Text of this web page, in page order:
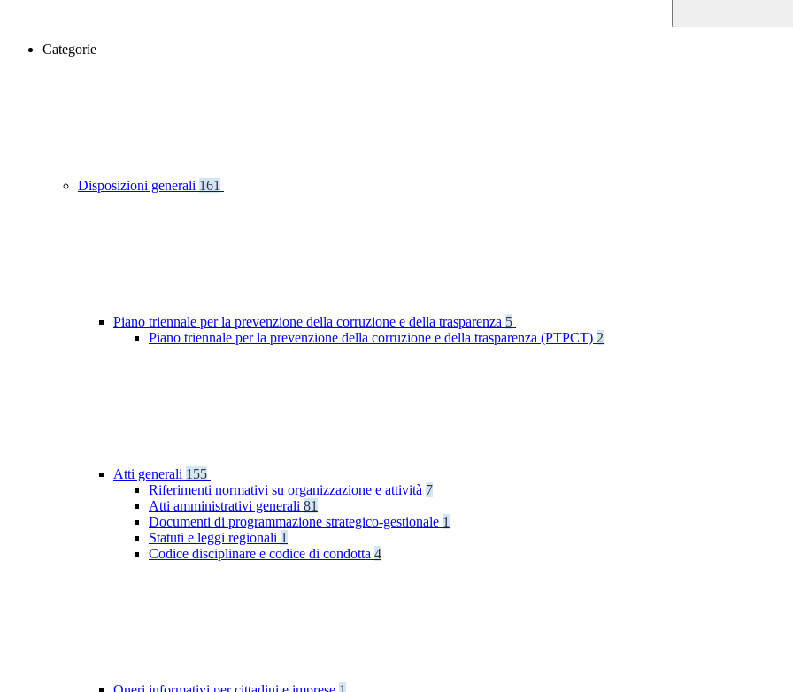
Categorie
Disposizioni generali 161
Piano triennale per la prevenzione della corruzione e della trasparenza 5
Piano triennale per la prevenzione della corruzione e della trasparenza (PTPCT) 2
Atti generali 155
Riferimenti normativi su organizzazione e attività 7
Atti amministrativi generali 81
Documenti di programmazione strategico-gestionale 1
Statuti e leggi regionali 1
Codice disciplinare e codice di condotta 4